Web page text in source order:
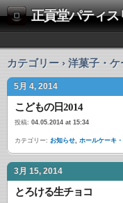
正貢堂パティ
カテゴリー › 洋菓子・ケ
5月 4, 2014
こどもの日2014
投稿: 04.05.2014 at 15:34
カテゴリー: お知らせ, ホールケーキ
3月 15, 2014
とろける生チョコ